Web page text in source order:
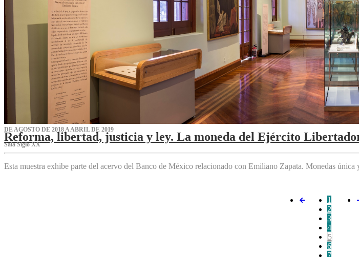
DE AGOSTO DE 2018 A ABRIL DE 2019
Reforma, libertad, justicia y ley. La moneda del Ejército
Sala Siglo XX
Esta muestra exhibe parte del acervo del Banco de México relacionado con Emiliano Zapata. Monedas
1
2
3
4
5
6
7